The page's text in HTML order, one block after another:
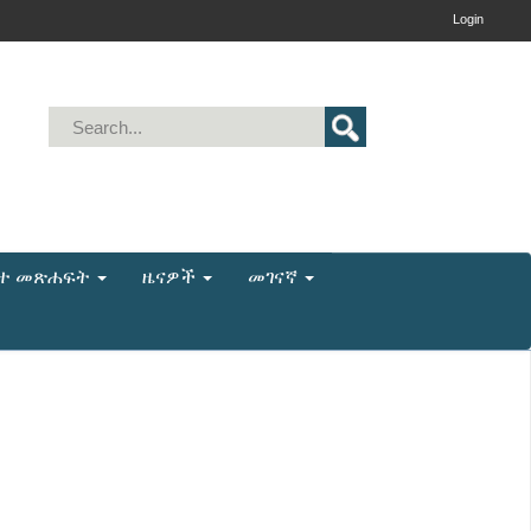
Login
መጽሐፍት ዜናዎች መገናኛ